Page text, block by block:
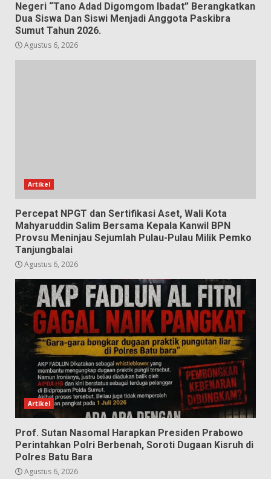
Negeri “Tano Adad Digomgom Ibadat” Berangkatkan
Dua Siswa Dan Siswi Menjadi Anggota Paskibra
Sumut Tahun 2026.
Agustus 6, 2026
Artikel
Percepat NPGT dan Sertifikasi Aset, Wali Kota
Mahyaruddin Salim Bersama Kepala Kanwil BPN
Provsu Meninjau Sejumlah Pulau-Pulau Milik Pemko
Tanjungbalai
Agustus 6, 2026
Artikel
Prof. Sutan Nasomal Harapkan Presiden Prabowo
Perintahkan Polri Berbenah, Soroti Dugaan Kisruh di
Polres Batu Bara
Agustus 6, 2026